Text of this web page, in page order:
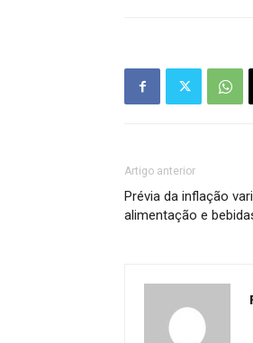
Artigo anterior
Prévia da inflação
alimentação e